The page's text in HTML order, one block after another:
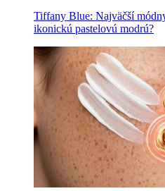
Tiffany Blue: Najväčší
ikonickú pastelovú modrú?